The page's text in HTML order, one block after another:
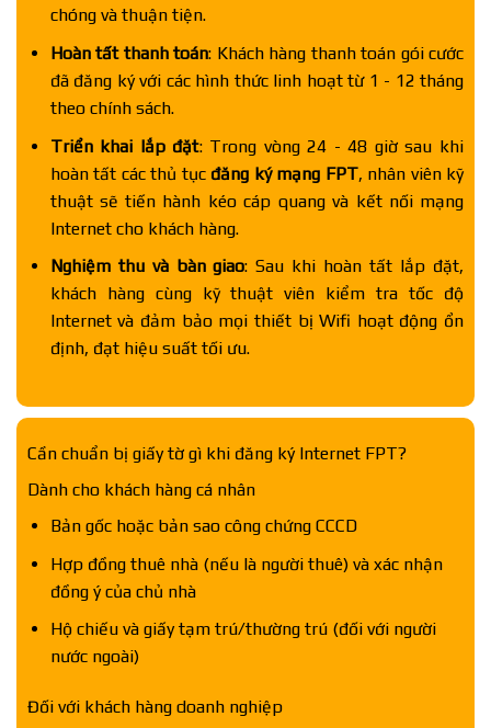
chóng và thuận tiện.
Hoàn tất thanh toán: Khách hàng thanh toán gói cước
đã đăng ký với các hình thức linh hoạt từ 1 - 12 tháng
theo chính sách.
Triển khai lắp đặt: Trong vòng 24 - 48 giờ sau khi
hoàn tất các thủ tục đăng ký mạng FPT, nhân viên kỹ
thuật sẽ tiến hành kéo cáp quang và kết nối mạng
Internet cho khách hàng.
Nghiệm thu và bàn giao: Sau khi hoàn tất lắp đặt,
khách hàng cùng kỹ thuật viên kiểm tra tốc độ
Internet và đảm bảo mọi thiết bị Wifi hoạt động ổn
định, đạt hiệu suất tối ưu.
Cần chuẩn bị giấy tờ gì khi đăng ký Internet FPT?
Dành cho khách hàng cá nhân
Bản gốc hoặc bản sao công chứng CCCD
Hợp đồng thuê nhà (nếu là người thuê) và xác nhận
đồng ý của chủ nhà
Hộ chiếu và giấy tạm trú/thường trú (đối với người
nước ngoài)
Đối với khách hàng doanh nghiệp